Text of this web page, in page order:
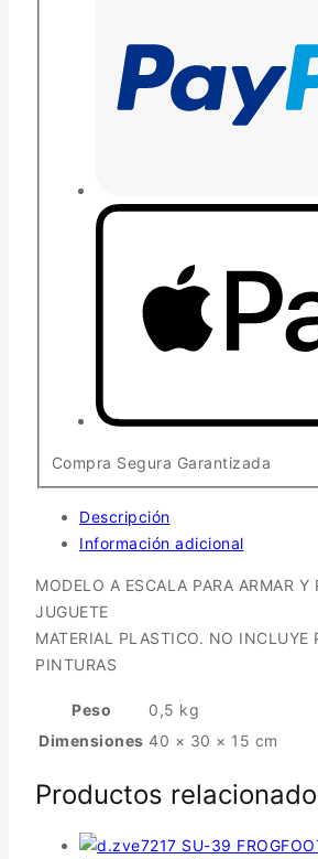
Compra Segura Garantizada
Descripción
Información adicional
MODELO A ESCALA PARA ARMAR Y
JUGUETE
MATERIAL PLASTICO. NO INCLUYE
PINTURAS
Peso
0,5 kg
Dimensiones 40 × 30 × 15 cm
Productos